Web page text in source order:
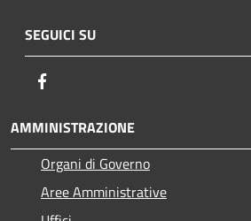
SEGUICI SU
AMMINISTRAZIONE
Organi di Governo
Aree Amministrative